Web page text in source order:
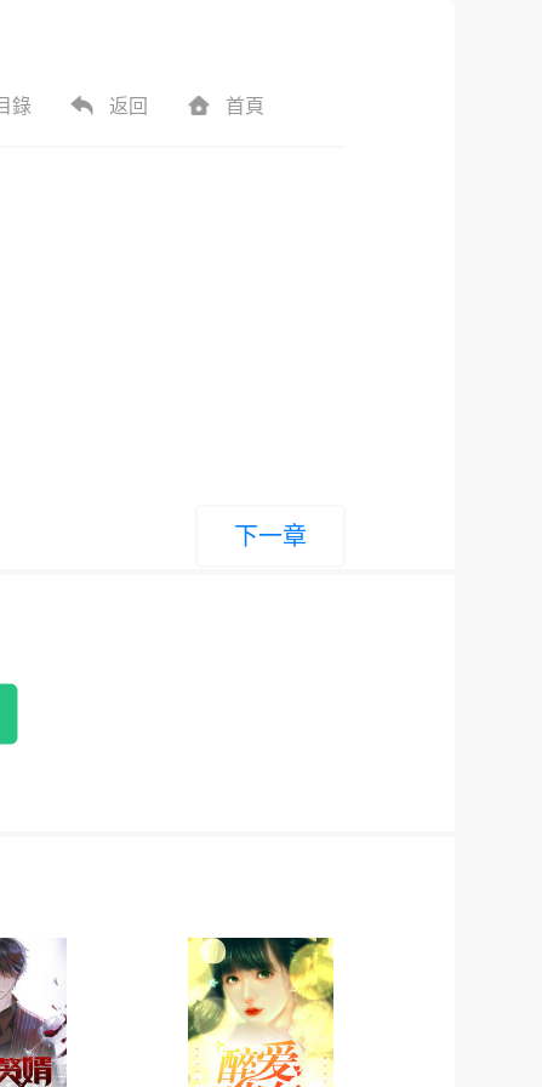
錄 返回 首頁
下一章